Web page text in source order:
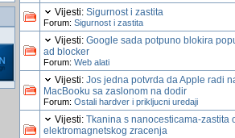
Vijesti: Sigurnost i zastita
Forum: Sigurnost i zastita
Vijesti: Google sada potpuno blokira
ad blocker
Forum: Web alati
Vijesti: Jos jedna potvrda da Apple radi
MacBooku sa zaslonom na dodir
Forum: Ostali hardver i prikljucni uredaji
Vijesti: Tkanina s nanocesticama-zastita
elektromagnetskog zracenja